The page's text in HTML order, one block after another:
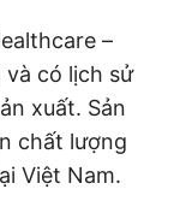
–
có lịch sử
xuất. Sản
chất lượng
Việt Nam.